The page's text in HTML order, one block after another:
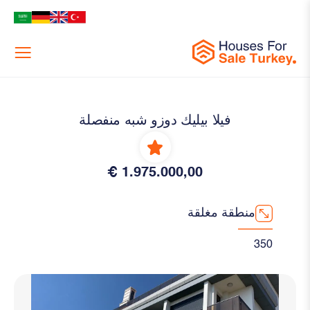
Menu
فيلا بيليك دوزو شبه منفصلة
1.975.000,00 €
منطقة مغلقة
350